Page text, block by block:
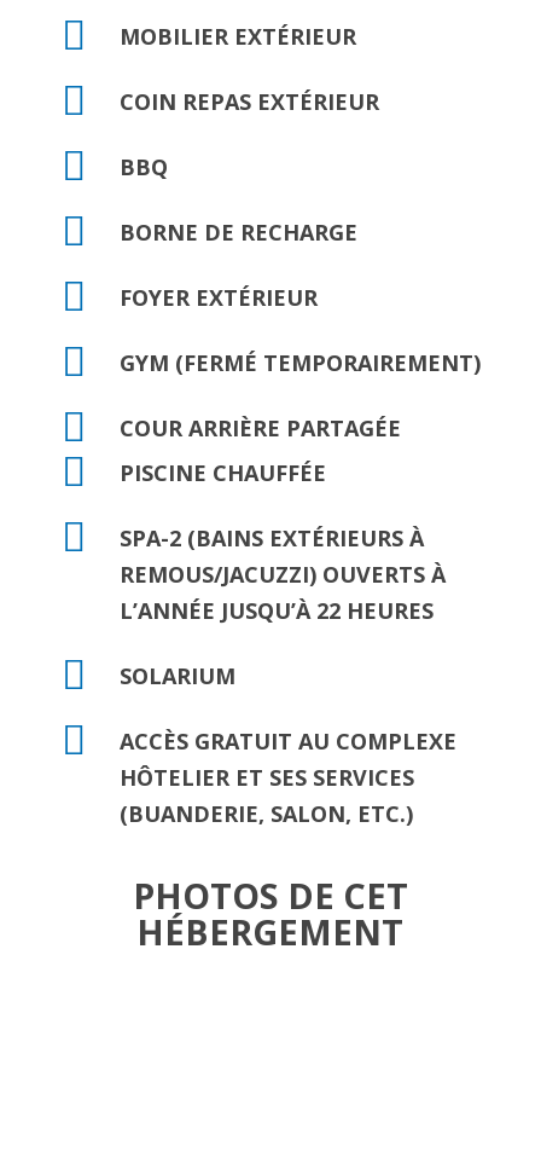
MOBILIER EXTÉRIEUR
COIN REPAS EXTÉRIEUR
BBQ
BORNE DE RECHARGE
FOYER EXTÉRIEUR
GYM (FERMÉ TEMPORAIREMENT)
COUR ARRIÈRE PARTAGÉE
PISCINE CHAUFFÉE
SPA-2 (BAINS EXTÉRIEURS À
REMOUS/JACUZZI) OUVERTS À
L’ANNÉE JUSQU’À 22 HEURES
SOLARIUM
ACCÈS GRATUIT AU COMPLEXE
HÔTELIER ET SES SERVICES
(BUANDERIE, SALON, ETC.)
PHOTOS DE CET
HÉBERGEMENT